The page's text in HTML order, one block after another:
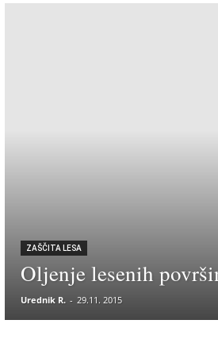
ZAŠČITA LESA
Oljenje lesenih
Urednik R. - 29.11. 2015